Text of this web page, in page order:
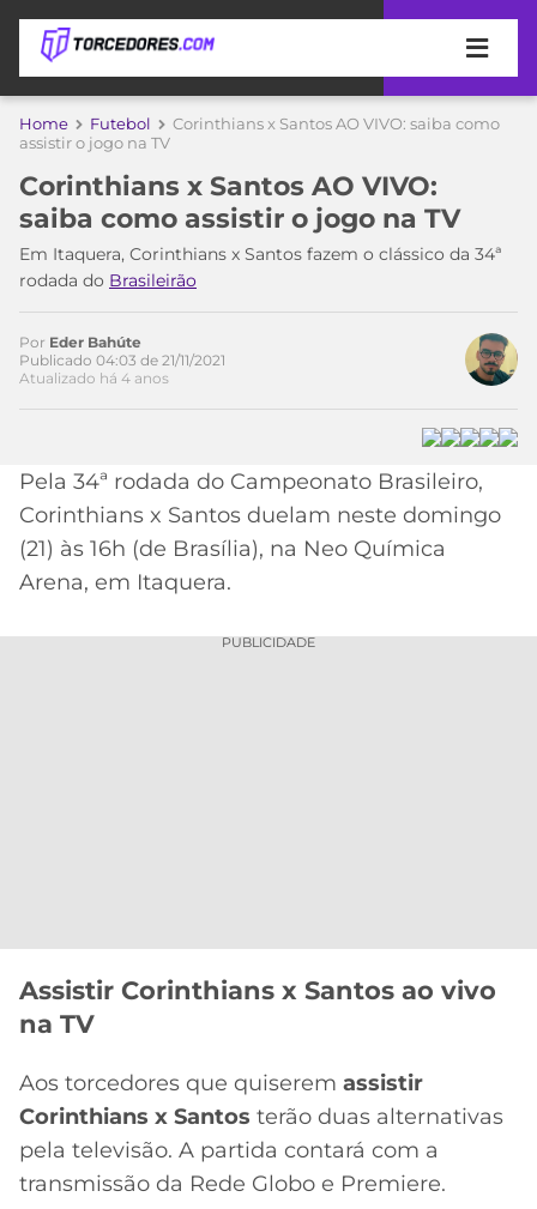
APOSTAS
DE
APOSTA
MELHORES
SITES
DE
APOSTAS
2026
PROMOCIONAL
BETBOOM
CÓDIGO
CASSINOS
ONLINE
CASSINOS
ONLINE
2026
COPA
DO
MUNDO
TIMES
MEU
PALMEIRAS
CORINTHIANS
SÃO
VASCO
GRÊMIO
ATLÉTICO
CAMPEONATOS
BRASILEIRÃO
SÉRIE
A
LIBERTADORES
LIGA
DOS
LALIGA
MÍDIA
ESPORTIVA
MERCADO
DA
Home Futebol
Corinthians x Santos AO VIVO: saiba como
assistir o jogo na TV
Corinthians x Santos AO VIVO:
saiba como assistir o jogo na TV
Em Itaquera, Corinthians x Santos fazem o clássico da 34ª
rodada do Brasileirão
Acesse o perfil do autor
no Twitter
Por Eder Bahúte
Publicado 04:03 de 21/11/2021
Atualizado há 4 anos
Pela 34ª rodada do Campeonato Brasileiro,
Corinthians x Santos duelam neste domingo
(21) às 16h (de Brasília), na Neo Química
Arena, em Itaquera.
PUBLICIDADE
Assistir Corinthians x Santos ao vivo
na TV
Aos torcedores que quiserem assistir
Corinthians x Santos terão duas alternativas
pela televisão. A partida contará com a
transmissão da Rede Globo e Premiere.